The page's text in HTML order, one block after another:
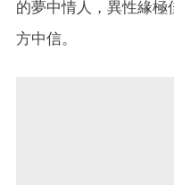
的夢中情人，異性緣
方中信。